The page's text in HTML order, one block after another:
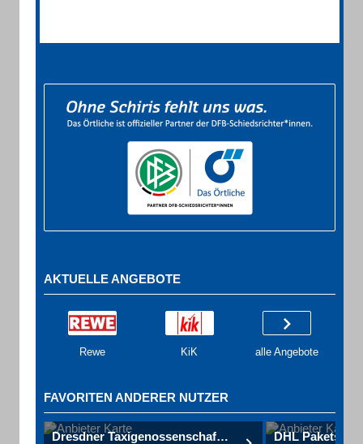
AKTUELLE ANGEBOTE
Rewe KiK alle Angebote
FAVORITEN ANDERER NUTZER
Dresdner Taxigenossenschaft eG